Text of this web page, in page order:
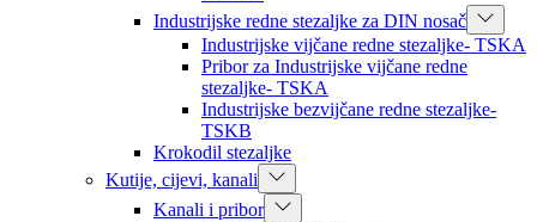
Industrijske redne stezaljke za DIN nosač
Industrijske vijčane redne stezaljke- TSKA
Pribor za Industrijske vijčane redne
stezaljke- TSKA
Industrijske bezvijčane redne stezaljke-
TSKB
Krokodil stezaljke
Kutije, cijevi, kanali
Kanali i pribor